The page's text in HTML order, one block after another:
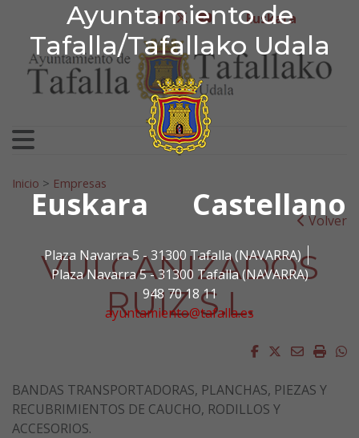
Ayuntamiento de
Tafalla/Tafallako Udala
Euskara Castellano
Plaza Navarra 5 - 31300 Tafalla (NAVARRA)
Plaza Navarra 5 - 31300 Tafalla (NAVARRA)
948 70 18 11
ayuntamiento@tafalla.es
Ir al contenido
Ayuntamiento de
facebook
twitter
youtube
Euskara
Bilatu:
Inicio > Empresas
Volver
VULCANIZADOS
RUIZ S.L.
Facebook
Twitter
Email
BANDAS TRANSPORTADORAS, PLANCHAS, PIEZAS Y
RECUBRIMIENTOS DE CAUCHO, RODILLOS Y
ACCESORIOS.